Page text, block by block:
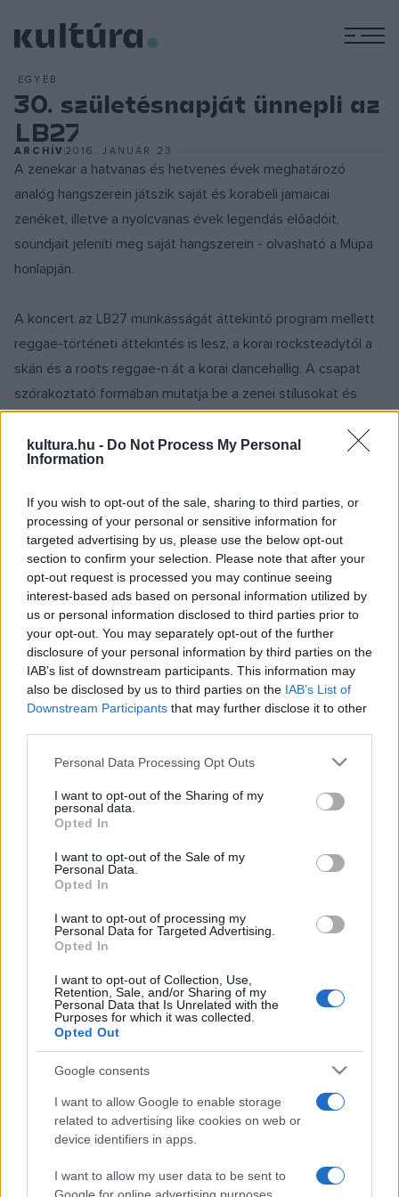
kultura.hu - Do Not Process My Personal
Information
If you wish to opt-out of the sale, sharing to third parties, or
processing of your personal or sensitive information for
targeted advertising by us, please use the below opt-out
section to confirm your selection. Please note that after your
opt-out request is processed you may continue seeing
interest-based ads based on personal information utilized by
us or personal information disclosed to third parties prior to
your opt-out. You may separately opt-out of the further
disclosure of your personal information by third parties on the
IAB’s list of downstream participants. This information may
also be disclosed by us to third parties on the IAB’s List of
Downstream Participants that may further disclose it to other
Please note that this website/app uses one or more Google
not limited to your visit or usage behaviour. You may click to
grant or deny consent to Google and its third-party tags to
use your data for below specified purposes in below Google
consent section.
Personal Data Processing Opt Outs
I want to opt-out of the Sharing of my
personal data.
Opted In
I want to opt-out of the Sale of my
Personal Data.
Opted In
I want to opt-out of processing my
Personal Data for Targeted Advertising.
Opted In
I want to opt-out of Collection, Use,
Retention, Sale, and/or Sharing of my
Personal Data that Is Unrelated with the
Purposes for which it was collected.
Opted Out
Google consents
I want to allow Google to enable storage
related to advertising like cookies on web or
device identifiers in apps.
I want to allow my user data to be sent to
EGYÉB
30. születésnapját ünnepli az
LB27
ARCHÍV2016. JANUÁR 23.
A zenekar a hatvanas és hetvenes évek meghatározó
analóg hangszerein játszik saját és korabeli jamaicai
zenéket, illetve a nyolcvanas évek legendás előadóit,
soundjait jeleníti meg saját hangszerein - olvasható a Müpa
honlapján.
A koncert az LB27 munkásságát áttekintő program mellett
reggae-történeti áttekintés is lesz, a korai rocksteadytől a
skán és a roots reggae-n át a korai dancehallig. A csapat
szórakoztató formában mutatja be a zenei stílusokat és
hetvenes és nyolcvanas évek autentikus reggae
hangzásvilágába. Ebben segítenek meghívott zenész
barátok, az erre az estre speciálisan kialakított
hangszerpark és a Müpa professzionális adottságai.
Több ritkán játszott LB27-klasszikus és kifejezetten erre az
estére áthangszerelt dal is elhangzik.
A csapat 1991-ben elsőként jelentetett meg reggae-lemezt
Magyarországon, később az LB27 csinálta az első dub- és
riddimlemezt is, 1999 óta pedig minden nyáron Reggae
Campet rendez külföldi fellépőkkel. Az együttesnek
tartozik a Rastafari, a Van még a világon, a Kell egy ház, a
Szedegetem vagy a Judge Day.
Tibor (gitár), Bokó Zoltán (billentyű), Hertelendi Rasta István
(basszusgitár), Hurguly Attila (dob), Kálmán András (billentyű)
Görögh Dani (trombita), Bolla Gábor (harsona), Pásztor Ákos
(szaxofon). A koncerten vendégként közreműködik:
(ritmushangszerek) Nagy Steve és Domokos Norbert
(djembe).
Fotók: www.lb27.hu